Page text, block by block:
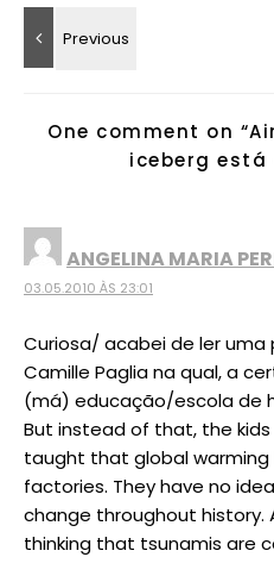
One comment on “
iceberg está
ANGELINA MARIA
03.05.2010 ÀS 23:01
Curiosa/ acabei de ler
Camille Paglia na qual, a
(má) educação/escola de
But instead of that, the
taught that global warming
factories. They have no
change throughout history.
thinking that tsunamis are